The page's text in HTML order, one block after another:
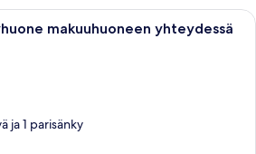
Moderni hotellihuone, jossa on
makuuhuoneen yhteydessä
ja 1 parisänky